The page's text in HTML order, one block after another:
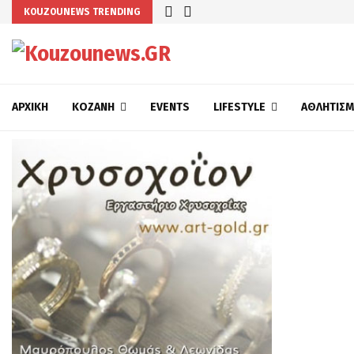
KOUZOUNEWS TRENDING
ΑΡΧΙΚΉ ΚΟΖΆΝΗ EVENTS LIFESTYLE